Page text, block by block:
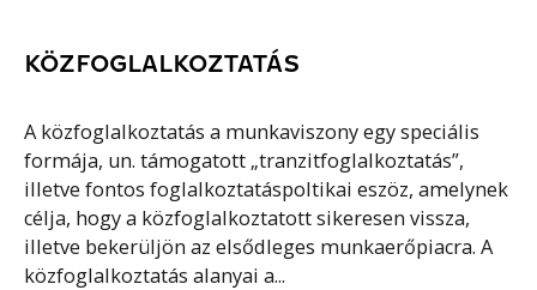
KÖZFOGLALKOZTATÁS
A közfoglalkoztatás a munkaviszony egy speciális
formája, un. támogatott „tranzitfoglalkoztatás”,
illetve fontos foglalkoztatáspoltikai eszöz, amelynek
célja, hogy a közfoglalkoztatott sikeresen vissza,
illetve bekerüljön az elsődleges munkaerőpiacra. A
közfoglalkoztatás alanyai a...